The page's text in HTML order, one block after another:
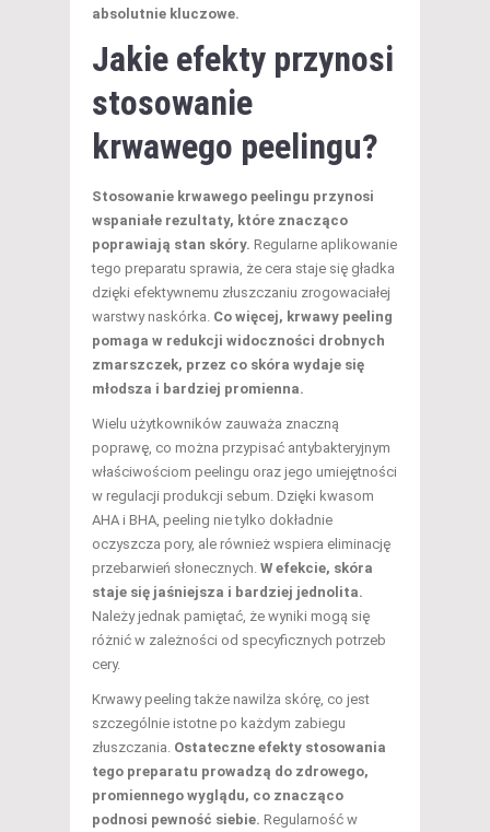
absolutnie kluczowe.
Jakie efekty przynosi
stosowanie
krwawego peelingu?
Stosowanie krwawego peelingu przynosi
wspaniałe rezultaty, które znacząco
poprawiają stan skóry. Regularne aplikowanie
tego preparatu sprawia, że cera staje się gładka
dzięki efektywnemu złuszczaniu zrogowaciałej
warstwy naskórka. Co więcej, krwawy peeling
pomaga w redukcji widoczności drobnych
zmarszczek, przez co skóra wydaje się
młodsza i bardziej promienna.
Wielu użytkowników zauważa znaczną
poprawę, co można przypisać antybakteryjnym
właściwościom peelingu oraz jego umiejętności
w regulacji produkcji sebum. Dzięki kwasom
AHA i BHA, peeling nie tylko dokładnie
oczyszcza pory, ale również wspiera eliminację
przebarwień słonecznych. W efekcie, skóra
staje się jaśniejsza i bardziej jednolita.
Należy jednak pamiętać, że wyniki mogą się
różnić w zależności od specyficznych potrzeb
cery.
Krwawy peeling także nawilża skórę, co jest
szczególnie istotne po każdym zabiegu
złuszczania. Ostateczne efekty stosowania
tego preparatu prowadzą do zdrowego,
promiennego wyglądu, co znacząco
podnosi pewność siebie. Regularność w